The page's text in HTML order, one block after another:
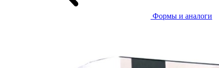
Формы и аналоги